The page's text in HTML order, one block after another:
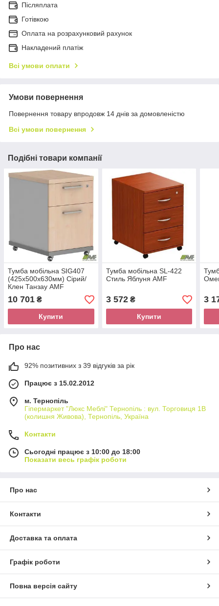
Післяплата
Готівкою
Оплата на розрахунковий рахунок
Накладений платіж
Всі умови оплати
Умови повернення
Повернення товару впродовж 14 днів за домовленістю
Всі умови повернення
Подібні товари компанії
Тумба мобільна SIG407
(425х500х630мм) Сірий/
Клен Танзау AMF
10 701 ₴
Купити
Тумба мобільна SL-422
Стиль Яблуня AMF
3 572₴
Купити
3
Про нас
92% позитивних з 39 відгуків за рік
Працює з 15.02.2012
м. Тернопіль
Гіпермаркет "Люкс Меблі" Тернопіль : вул. Торговиця 1В
(колишня Живова), Тернопіль, Україна
Контакти
Сьогодні працює з 10:00 до 18:00
Показати весь графік роботи
Про нас
Контакти
Доставка та оплата
Графік роботи
Повна версія сайту